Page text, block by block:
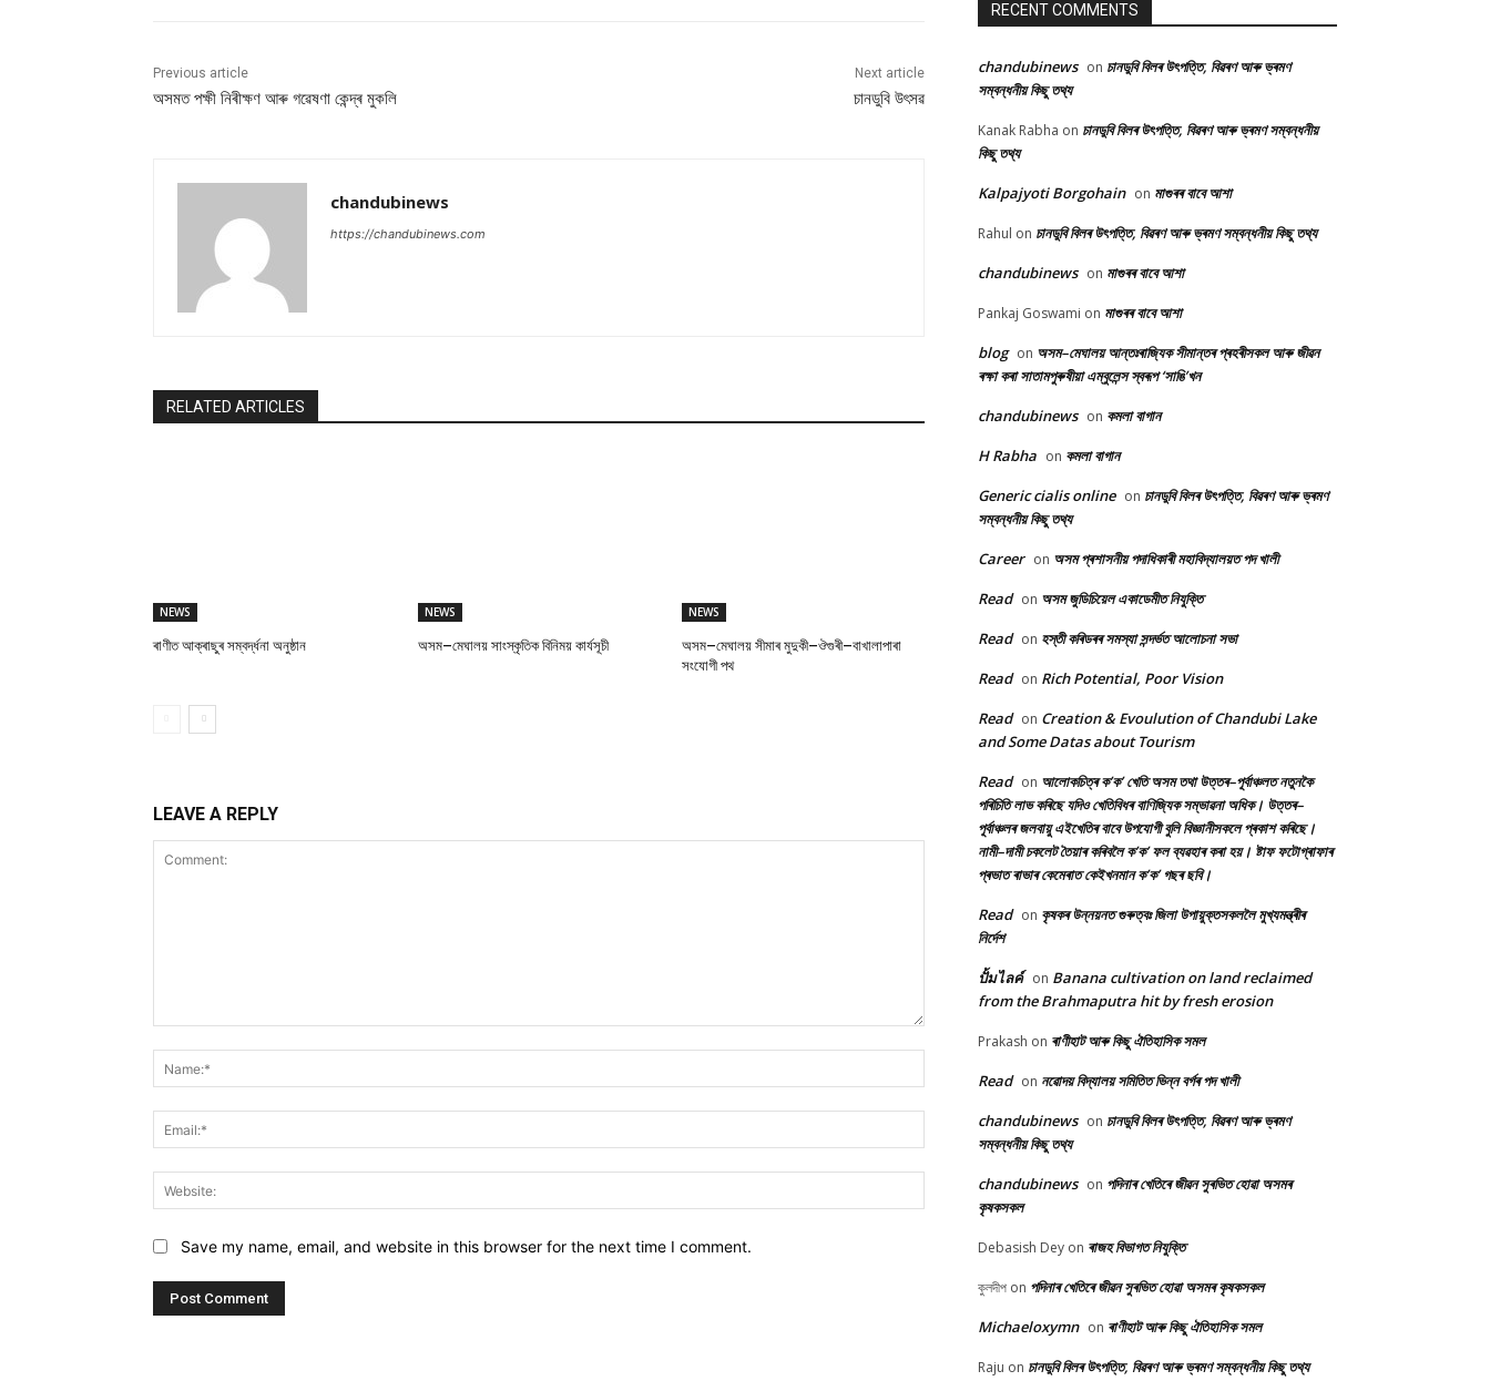
Previous article
অসমত পক্ষী নিৰীক্ষণ আৰু গৱেষণা কেন্দ্ৰ মুকলি
Next article
চানডুবি উৎসৱ
chandubinews
https://chandubinews.com
RELATED ARTICLES
NEWS
ৰাণীত আক্ৰাছুৰ সম্বৰ্দ্ধনা অনুষ্ঠান
NEWS
অসম–মেঘালয় সাংস্কৃতিক বিনিময় কাৰ্যসূচী
NEWS
অসম–মেঘালয় সীমাৰ মুদুকী–ঔগুৰী–বাখালাপাৰা
সংযোগী পথ
LEAVE A REPLY
Website:
Save my name, email, and website in this browser for the next time I comment.
RECENT COMMENTS
chandubinews on চানডুবি বিলৰ উৎপত্তি, বিৱৰণ আৰু ভ্ৰমণ
সম্বন্ধনীয় কিছু তথ্য
Kanak Rabha on চানডুবি বিলৰ উৎপত্তি, বিৱৰণ আৰু ভ্ৰমণ সম্বন্ধনীয়
কিছু তথ্য
Kalpajyoti Borgohain on মাগুৰৰ বাবে আশা
Rahul on চানডুবি বিলৰ উৎপত্তি, বিৱৰণ আৰু ভ্ৰমণ সম্বন্ধনীয় কিছু তথ্য
chandubinews on মাগুৰৰ বাবে আশা
Pankaj Goswami on মাগুৰৰ বাবে আশা
blog on অসম–মেঘালয় আন্তঃৰাজ্যিক সীমান্তৰ প্ৰহৰীসকল আৰু জীৱন
ৰক্ষা কৰা সাতামপুৰুষীয়া এম্বুলেন্স স্বৰূপ ‘সাঙি’খন
chandubinews on কমলা বাগান
H Rabha on কমলা বাগান
Generic cialis online on চানডুবি বিলৰ উৎপত্তি, বিৱৰণ আৰু ভ্ৰমণ
সম্বন্ধনীয় কিছু তথ্য
Career on অসম প্ৰশাসনীয় পদাধিকাৰী মহাবিদ্যালয়ত পদ খালী
Read on অসম জুডিচিয়েল একাডেমীত নিযুক্তি
Read on হস্তী কৰিডৰৰ সমস্যা সন্দৰ্ভত আলোচনা সভা
Read on Rich Potential, Poor Vision
Read on Creation & Evoulution of Chandubi Lake
and Some Datas about Tourism
Read on আলোকচিত্ৰ ক’ক’ খেতি অসম তথা উত্তৰ–পূৰ্বাঞ্চলত নতুনকৈ
পৰিচিতি লাভ কৰিছে যদিও খেতিবিধৰ বাণিজ্যিক সম্ভাৱনা অধিক। উত্তৰ–
পূৰ্বাঞ্চলৰ জলবায়ু এইখেতিৰ বাবে উপযোগী বুলি বিজ্ঞানীসকলে প্ৰকাশ কৰিছে।
নামী–দামী চকলেট তৈয়াৰ কৰিবলৈ ক’ক’ ফল ব্যৱহাৰ কৰা হয়। ষ্টাফ ফটোগ্ৰাফাৰ
প্ৰভাত ৰাভাৰ কেমেৰাত কেইখনমান ক’ক’ গছৰ ছবি।
Read on কৃষকৰ উন্নয়নত গুৰুত্বঃ জিলা উপায়ুক্তসকললৈ মুখ্যমন্ত্ৰীৰ
নিৰ্দেশ
ปั้มไลค์ on Banana cultivation on land reclaimed
from the Brahmaputra hit by fresh erosion
Prakash on ৰাণীহাট আৰু কিছু ঐতিহাসিক সমল
Read on নৱোদয় বিদ্যালয় সমিতিত ভিন্ন বৰ্গৰ পদ খালী
chandubinews on চানডুবি বিলৰ উৎপত্তি, বিৱৰণ আৰু ভ্ৰমণ
সম্বন্ধনীয় কিছু তথ্য
chandubinews on পদিনাৰ খেতিৰে জীৱন সুৰভিত হোৱা অসমৰ
কৃষকসকল
Debasish Dey on ৰাজহ বিভাগত নিযুক্তি
কুলদীপ on পদিনাৰ খেতিৰে জীৱন সুৰভিত হোৱা অসমৰ কৃষকসকল
Michaeloxymn on ৰাণীহাট আৰু কিছু ঐতিহাসিক সমল
Raju on চানডুবি বিলৰ উৎপত্তি, বিৱৰণ আৰু ভ্ৰমণ সম্বন্ধনীয় কিছু তথ্য